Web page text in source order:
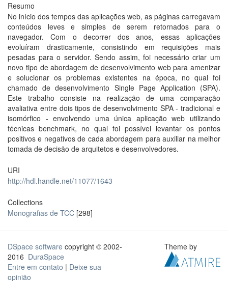
Resumo
No início dos tempos das aplicações web, as páginas carregavam
conteúdos leves e simples de serem retornados para o
navegador. Com o decorrer dos anos, essas aplicações
evoluíram drasticamente, consistindo em requisições mais
pesadas para o servidor. Sendo assim, foi necessário criar um
novo tipo de abordagem de desenvolvimento web para amenizar
e solucionar os problemas existentes na época, no qual foi
chamado de desenvolvimento Single Page Application (SPA).
Este trabalho consiste na realização de uma comparação
avaliativa entre dois tipos de desenvolvimento SPA - tradicional e
isomórfico - envolvendo uma única aplicação web utilizando
técnicas benchmark, no qual foi possível levantar os pontos
positivos e negativos de cada abordagem para auxiliar na melhor
tomada de decisão de arquitetos e desenvolvedores.
URI
http://hdl.handle.net/11077/1643
Collections
Monografias de TCC [298]
DSpace software copyright © 2002-
2016 DuraSpace
Entre em contato | Deixe sua
opinião
Theme by